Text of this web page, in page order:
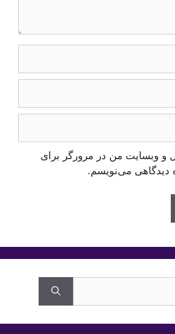
و وبسایت من در مرورگر برای
دیدگاهی می‌نویسم.